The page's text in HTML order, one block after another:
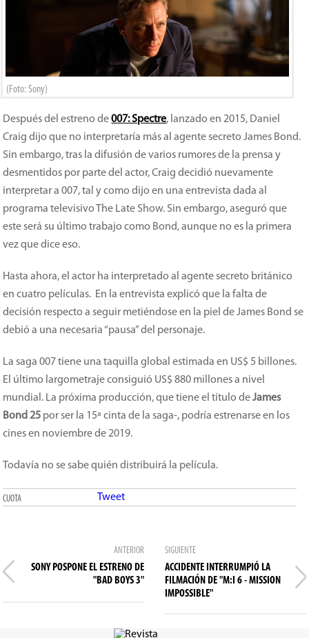
(Foto: Sony)
Después del estreno de007: Spectre, lanzado en 2015, Daniel
Craig dijo que no interpretaría más al agente secreto James Bond.
Sin embargo, tras la difusión de varios rumores de la prensa y
desmentidos por parte del actor, Craig decidió nuevamente
interpretar a 007, tal y como dijo en una entrevista dada al
programa televisivo The Late Show. Sin embargo, aseguró que
este será su último trabajo como Bond, aunque no es la primera
vez que dice eso.
Hasta ahora, el actor ha interpretado al agente secreto británico
en cuatro películas. En la entrevista explicó que la falta de
decisión respecto a seguir metiéndose en la piel de James Bond se
debió a una necesaria “pausa” del personaje.
La saga 007 tiene una taquilla global estimada en US$ 5 billones.
El último largometraje consiguió US$ 880 millones a nivel
mundial. La próxima producción, que tiene el título deJames
Bond 25 por ser la 15ª cinta de la saga-, podría estrenarse en los
cines en noviembre de 2019.
Todavía no se sabe quién distribuirá la película.
CUOTA Tweet
ANTERIOR
SONY POSPONE EL ESTRENO DE
"BAD BOYS 3"
SIGUIENTE
ACCIDENTE INTERRUMPIÓ LA
FILMACIÓN DE "M:I 6 - MISSION
IMPOSSIBLE"